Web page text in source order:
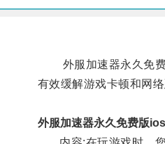
外服加速器永久免费
有效缓解游戏卡顿和网
外服加速器永久免费版ios